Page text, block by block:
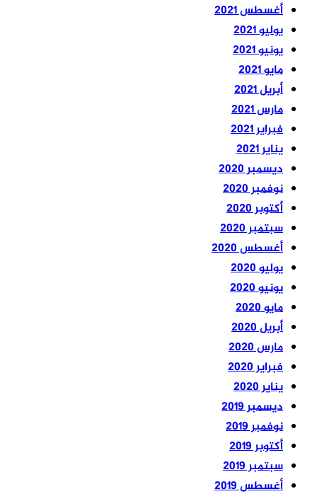
أغسطس 2021
يوليو 2021
يونيو 2021
مايو 2021
أبريل 2021
مارس 2021
فبراير 2021
يناير 2021
ديسمبر 2020
نوفمبر 2020
أكتوبر 2020
سبتمبر 2020
أغسطس 2020
يوليو 2020
يونيو 2020
مايو 2020
أبريل 2020
مارس 2020
فبراير 2020
يناير 2020
ديسمبر 2019
نوفمبر 2019
أكتوبر 2019
سبتمبر 2019
أغسطس 2019